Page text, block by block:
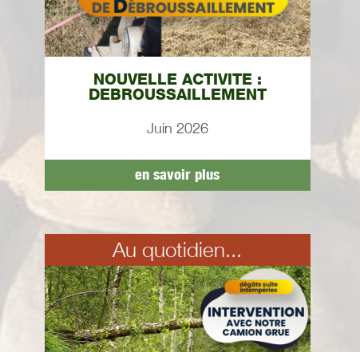
NOUVELLE ACTIVITE :
DEBROUSSAILLEMENT
Juin 2026
en savoir plus
Au quotidien...